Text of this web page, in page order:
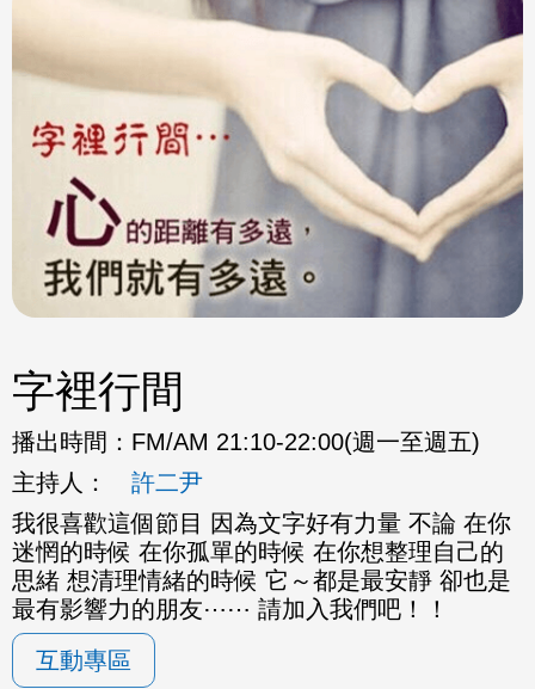
字裡行間
播出時間： FM/AM 21:10-22:00(週一至週五)
主持人：
許二尹
我很喜歡這個節目 因為文字好有力量 不論 在你
迷惘的時候 在你孤單的時候 在你想整理自己的
思緒 想清理情緒的時候 它～都是最安靜 卻也是
最有影響力的朋友⋯⋯ 請加入我們吧！！
互動專區